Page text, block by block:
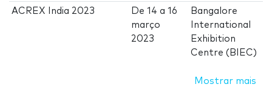
ACREX India 2023 De14 a16
março
2023
Bangalore
International
Exhibition
Centre (BIEC)
Mostrar mais